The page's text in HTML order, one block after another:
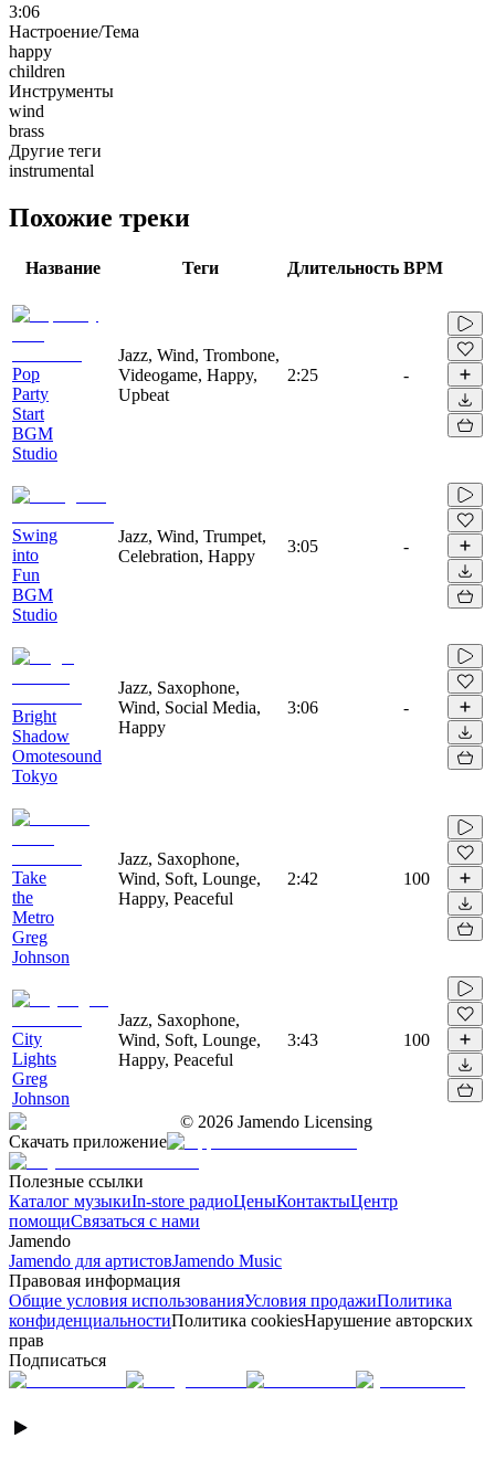
3:06
Настроение/Тема
happy
children
Инструменты
wind
brass
Другие теги
instrumental
Похожие треки
Название Теги Длительность BPM
Pop
Party
Start
BGM
Studio
Jazz, Wind, Trombone,
Videogame, Happy,
Upbeat
2:25 -
Swing
into
Fun
BGM
Studio
Jazz, Wind, Trumpet,
Celebration, Happy
3:05 -
Bright
Shadow
Omotesound
Tokyo
Jazz, Saxophone,
Wind, Social Media,
Happy
3:06 -
Take
the
Metro
Greg
Johnson
Jazz, Saxophone,
Wind, Soft, Lounge,
Happy, Peaceful
2:42 100
City
Lights
Greg
Johnson
Jazz, Saxophone,
Wind, Soft, Lounge,
Happy, Peaceful
3:43 100
© 2026 Jamendo Licensing
Скачать приложение
Полезные ссылки
Каталог музыкиIn-store радиоЦеныКонтактыЦентр
помощиСвязаться с нами
Jamendo
Jamendo для артистовJamendo Music
Правовая информация
Общие условия использованияУсловия продажиПолитика
конфиденциальностиПолитика cookiesНарушение авторских
прав
Подписаться